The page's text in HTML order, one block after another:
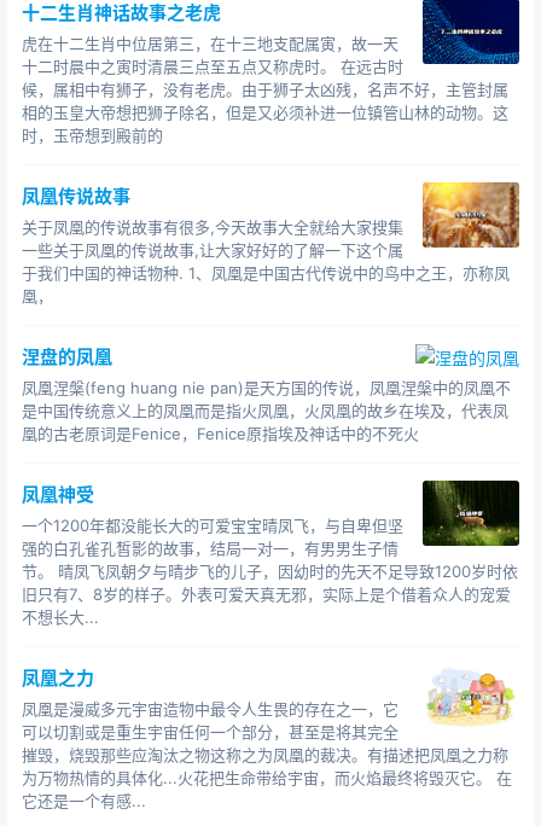
话，一个流传千古的美丽传说。“
涅槃，浴火重生!”凤
凰经过烈火的煎熬和考验，在熊熊大火中诞生新的生命，
类似基督教义中的“拯救论”，人只有在坚持的力量下才会诞
生新的面貌。'
间幸福的使者，每五百年，它就要背负着积累于人世
间的所有不快和仇恨恩怨， 投身于熊熊烈火中自焚，以生
命和美丽的终结换取人世的祥和和幸福。 同样在肉体经受
了巨大的痛苦和轮回后它们才能得以更美好的躯体得以重
传说三古荆州之火凤凰
的由来：荆州是楚文化的发祥地，相传楚国有一年发
大水，连续三个月降雨不见天日，全国成了水乡泽国，老
百姓苦不堪言，楚国国君设坛祭日，祈求早日出来，没想
到邪恶的乌继续降雨，国君诏令天下勇士讨伐邪恶的乌
十二生肖神话故事之老虎
虎在十二生肖中位居第三，在十三地支配属寅，故一天
十二时晨中之寅时清晨三点至五点又称虎时。 在远古时
候，属相中有狮子，没有老虎。由于狮子太凶残，名声不好，主管封属
相的玉皇大帝想把狮子除名，但是又必须补进一位镇管山林的动物。这
时，玉帝想到殿前的
凤凰传说故事
关于凤凰的传说故事有很多,今天故事大全就给大家搜集
一些关于凤凰的传说故事,让大家好好的了解一下这个属
于我们中国的神话物种. 1、凤凰是中国古代传说中的鸟中之王，亦称凤
凰，
涅盘的凤凰
凤凰涅槃(feng huang nie pan)是天方国的传说，凤凰涅槃中的凤凰不
是中国传统意义上的凤凰而是指火凤凰，火凤凰的故乡在埃及，代表凤
凰的古老原词是Fenice，Fenice原指埃及神话中的不死火
凤凰神受
一个1200年都没能长大的可爱宝宝晴凤飞，与自卑但坚
强的白孔雀孔皙影的故事，结局一对一，有男男生子情
节。 晴凤飞凤朝夕与晴步飞的儿子，因幼时的先天不足导致1200岁时依
旧只有7、8岁的样子。外表可爱天真无邪，实际上是个借着众人的宠爱
不想长大...
凤凰之力
凤凰是漫威多元宇宙造物中最令人生畏的存在之一，它
可以切割或是重生宇宙任何一个部分，甚至是将其完全
摧毁，烧毁那些应淘汰之物这称之为凤凰的裁决。有描述把凤凰之力称
为万物热情的具体化...火花把生命带给宇宙，而火焰最终将毁灭它。 在
它还是一个有感...